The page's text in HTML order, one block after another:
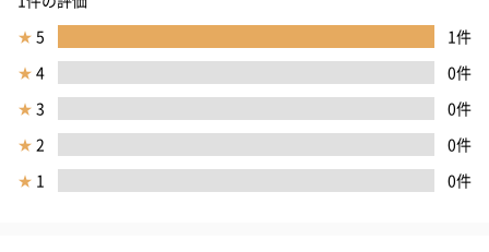
★ 5
1件
★ 4
0件
★ 3
0件
★ 2
0件
★ 1 0件